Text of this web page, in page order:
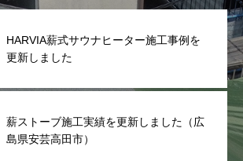
HARVIA薪式サウナヒーター施工事例を
更新しました
薪ストーブ施工実績を更新しました（広
島県安芸高田市）